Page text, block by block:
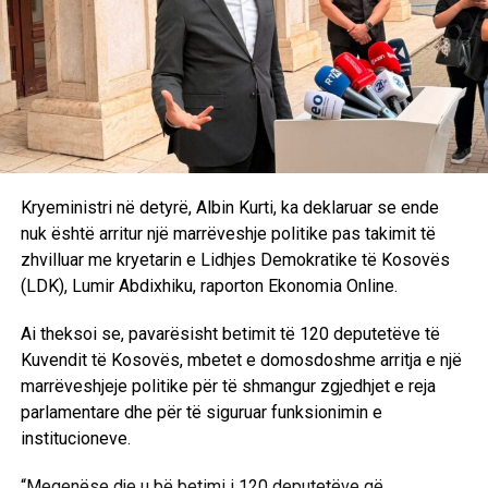
Kryeministri në detyrë, Albin Kurti, ka deklaruar se ende
nuk është arritur një marrëveshje politike pas takimit të
zhvilluar me kryetarin e Lidhjes Demokratike të Kosovës
(LDK), Lumir Abdixhiku, raporton Ekonomia Online.
Ai theksoi se, pavarësisht betimit të 120 deputetëve të
Kuvendit të Kosovës, mbetet e domosdoshme arritja e një
marrëveshjeje politike për të shmangur zgjedhjet e reja
parlamentare dhe për të siguruar funksionimin e
institucioneve.